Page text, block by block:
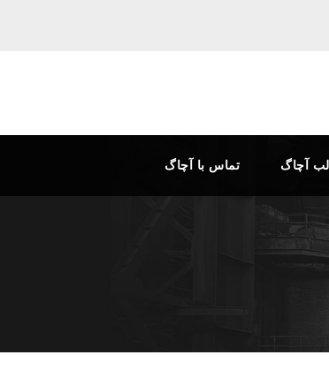
تماس با آچاگ آچاگ